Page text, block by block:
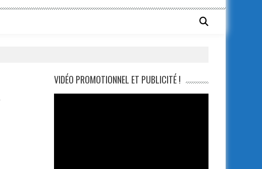
VIDÉO PROMOTIONNEL ET PUBLICITÉ !